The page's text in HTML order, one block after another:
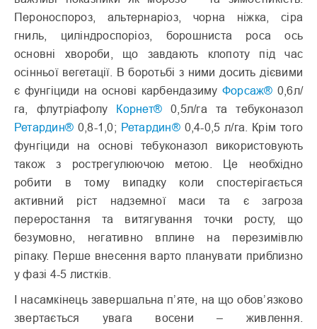
Пероноспороз, альтернаріоз, чорна ніжка, сіра
гниль, циліндроспоріоз, борошниста роса ось
основні хвороби, що завдають клопоту під час
осінньої вегетації. В боротьбі з ними досить дієвими
є фунгіциди на основі карбендазиму Форсаж® 0,6л/
га, флутріафолу Корнет® 0,5л/га та тебуконазол
Ретардин® 0,8-1,0; Ретардин®0,4-0,5 л/га. Крім того
фунгіциди на основі тебуконазол використовують
також з рострегулюючою метою. Це необхідно
робити в тому випадку коли спостерігається
активний ріст надземної маси та є загроза
переростання та витягування точки росту, що
безумовно, негативно вплине на перезимівлю
ріпаку. Перше внесення варто планувати приблизно
у фазі 4-5 листків.
І насамкінець завершальна п’яте, на що обов’язково
звертається увага восени – живлення.